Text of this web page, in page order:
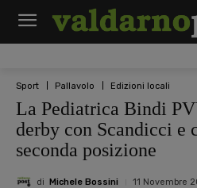
Sport Pallavolo Edizioni locali
La Pediatrica Bindi
derby con Scandicci e
seconda posizione
di Michele Bossini 11 Novembre